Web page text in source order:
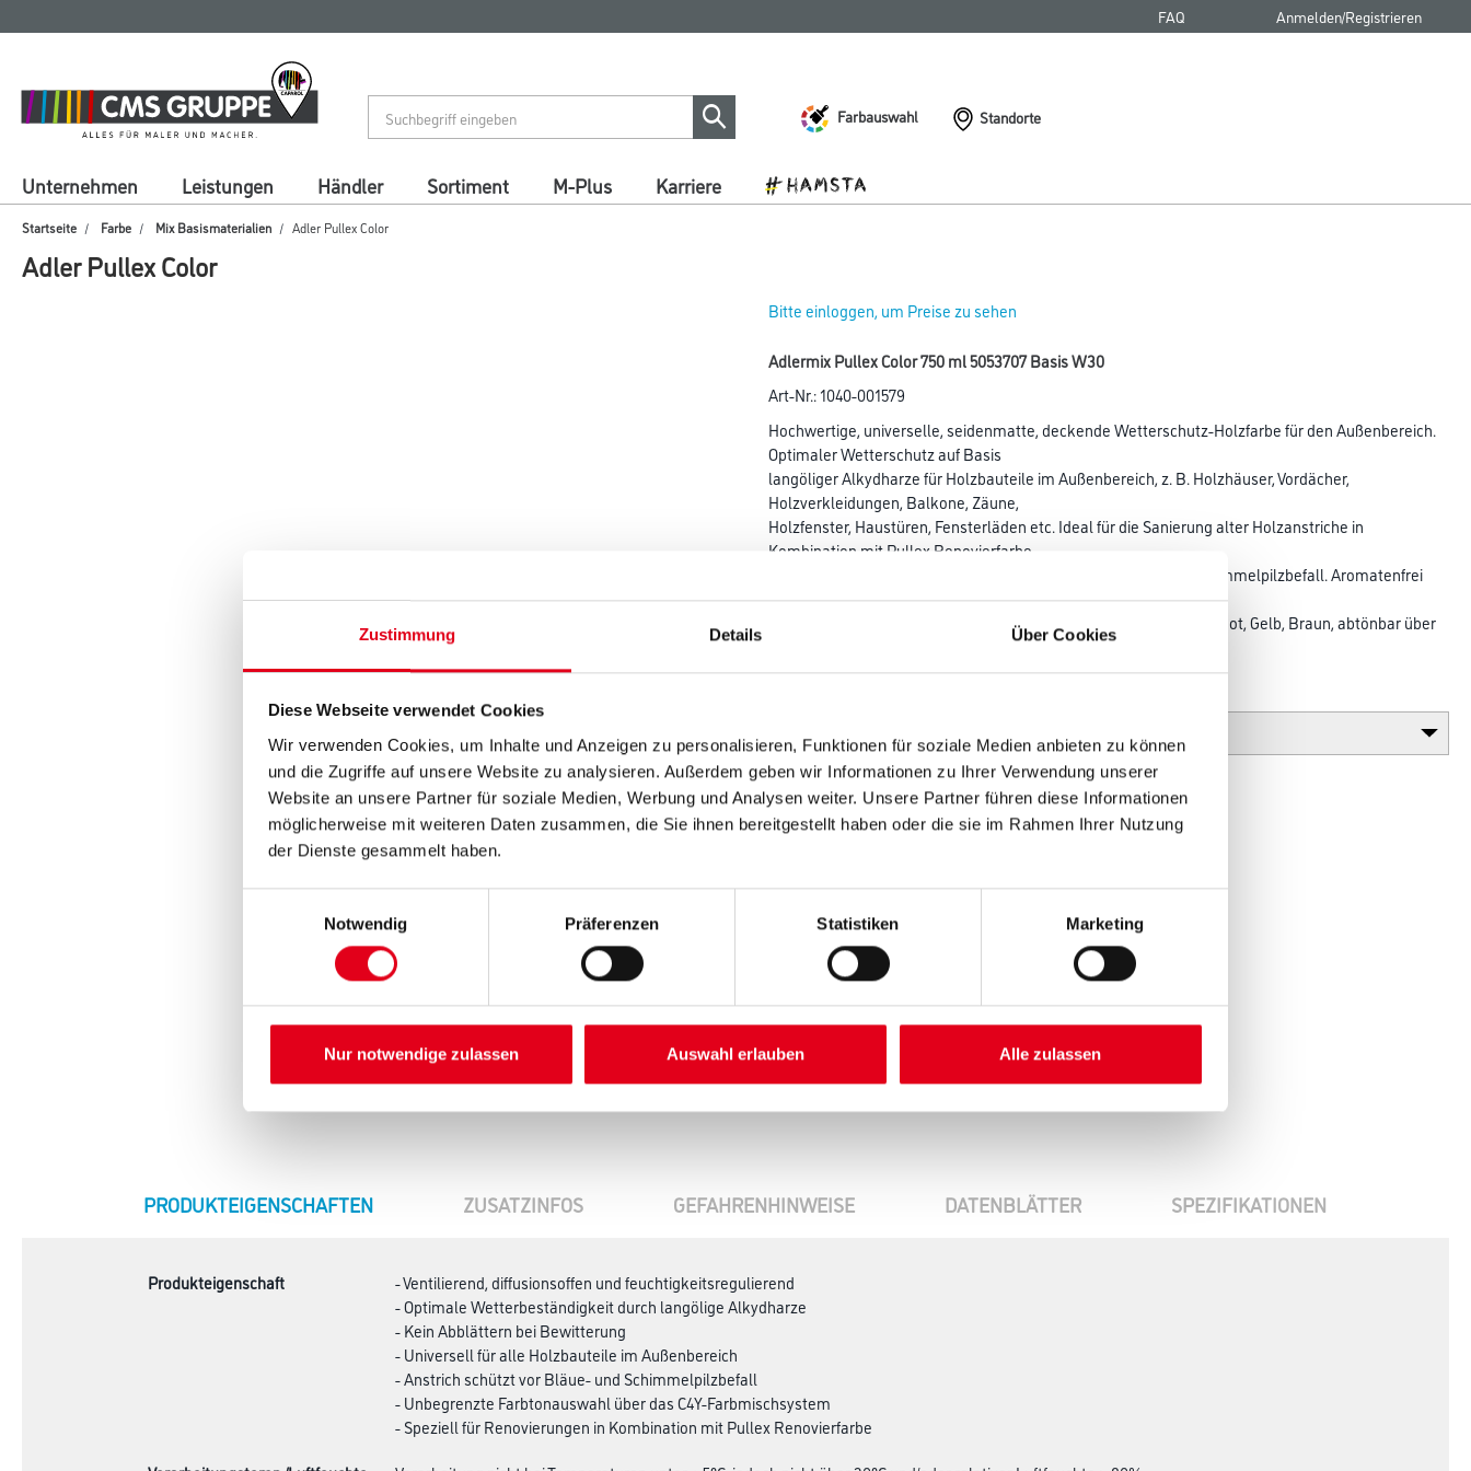
Zustimmung Details Über Cookies
Diese Webseite verwendet Cookies
Wir verwenden Cookies, um Inhalte und Anzeigen zu personalisieren, Funktionen für soziale Medien anbieten zu können
und die Zugriffe auf unsere Website zu analysieren. Außerdem geben wir Informationen zu Ihrer Verwendung unserer
Website an unsere Partner für soziale Medien, Werbung und Analysen weiter. Unsere Partner führen diese Informationen
möglicherweise mit weiteren Daten zusammen, die Sie ihnen bereitgestellt haben oder die sie im Rahmen Ihrer Nutzung
der Dienste gesammelt haben.
Notwendig
Präferenzen Statistiken Marketing
Nur notwendige zulassen Auswahl erlauben Alle zulassen
springen
springen
FAQ Anmelden/Registrieren
Farbauswahl Standorte
Unternehmen Leistungen Händler Sortiment M-Plus Karriere
Startseite Farbe Mix Basismaterialien Adler Pullex Color
Adler Pullex Color
Bitte einloggen, um Preise zu sehen
Adlermix Pullex Color 750 ml 5053707 Basis W30
Art-Nr.:1040-001579
Hochwertige, universelle, seidenmatte, deckende Wetterschutz-Holzfarbe für den Außenbereich.
Optimaler Wetterschutz auf Basis
langöliger Alkydharze für Holzbauteile im Außenbereich, z. B. Holzhäuser, Vordächer,
Holzverkleidungen, Balkone, Zäune,
Holzfenster, Haustüren, Fensterläden etc. Ideal für die Sanierung alter Holzanstriche in
Kombination mit Pullex Renovierfarbe.
Große Farbtonvielfalt. Der Anstrich schützt gegen Bläue- und Schimmelpilzbefall. Aromatenfrei
und geruchsarm, diffusionsoffen
und feuchtigkeitsregulierend. Standardfarbtöne: Weiß, RAL 6005, Rot, Gelb, Braun, abtönbar über
Gebinde
Zur Farbauswahl für Ihren
CURRENT
PRODUKTEIGENSCHAFTEN ZUSATZINFOS GEFAHRENHINWEISE DATENBLÄTTER SPEZIFIKATIONEN
Produkteigenschaft
- Ventilierend, diffusionsoffen und feuchtigkeitsregulierend
- Optimale Wetterbeständigkeit durch langölige Alkydharze
- Kein Abblättern bei Bewitterung
- Universell für alle Holzbauteile im Außenbereich
- Anstrich schützt vor Bläue- und Schimmelpilzbefall
- Unbegrenzte Farbtonauswahl über das C4Y-Farbmischsystem
- Speziell für Renovierungen in Kombination mit Pullex Renovierfarbe